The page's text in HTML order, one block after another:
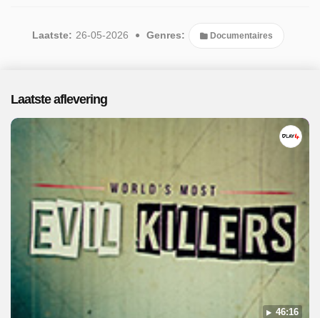
Laatste: 26-05-2026 Genres: Documentaires
Laatste aflevering
46:16